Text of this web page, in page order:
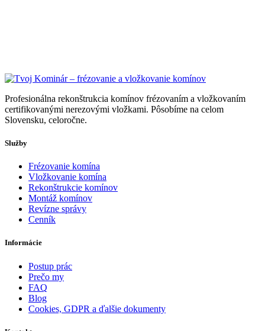
Profesionálna rekonštrukcia komínov frézovaním a vložkovaním
certifikovanými nerezovými vložkami. Pôsobíme na celom
Slovensku, celoročne.
Služby
Frézovanie komína
Vložkovanie komína
Rekonštrukcie komínov
Montáž komínov
Revízne správy
Cenník
Informácie
Postup prác
Prečo my
FAQ
Blog
Cookies, GDPR a ďalšie dokumenty